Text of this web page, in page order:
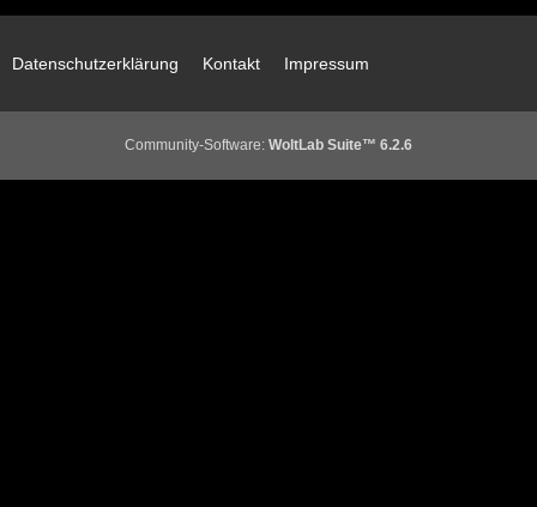
Datenschutzerklärung Kontakt Impressum
Community-Software: WoltLab Suite™ 6.2.6